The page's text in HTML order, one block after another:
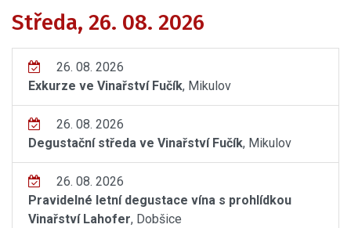
Středa, 26. 08. 2026
26. 08. 2026
Exkurze ve Vinařství Fučík, Mikulov
26. 08. 2026
Degustační středa ve Vinařství Fučík, Mikulov
26. 08. 2026
Pravidelné letní degustace vína s prohlídkou
Vinařství Lahofer, Dobšice